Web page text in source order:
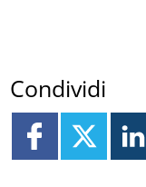
Condividi